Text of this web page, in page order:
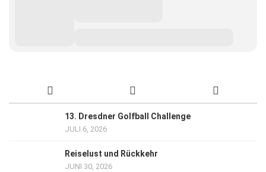
13. Dresdner Golfball Challenge
JULI 6, 2026
Reiselust und Rückkehr
JUNI 30, 2026